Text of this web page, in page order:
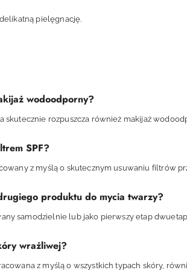
pielęgnację.
wodoodporny?
skutecznie rozpuszcza również makijaż
SPF?
z myślą o skutecznym usuwaniu filtrów
produktu do mycia twarzy?
samodzielnie lub jako pierwszy etap
wrażliwej?
z myślą o wszystkich typach skóry,